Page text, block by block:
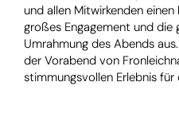
und allen Mitwirkenden
großes Engagement und die
Umrahmung des Abends
der Vorabend von
stimmungsvollen Erlebnis für